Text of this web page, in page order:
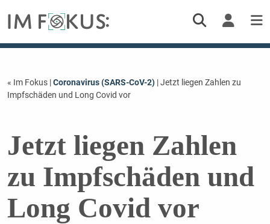
« Im Fokus |Coronavirus (SARS-CoV-2)| Jetzt liegen Zahlen zu
Impfschäden und Long Covid vor
Jetzt liegen Zahlen
zu Impfschäden und
Long Covid vor